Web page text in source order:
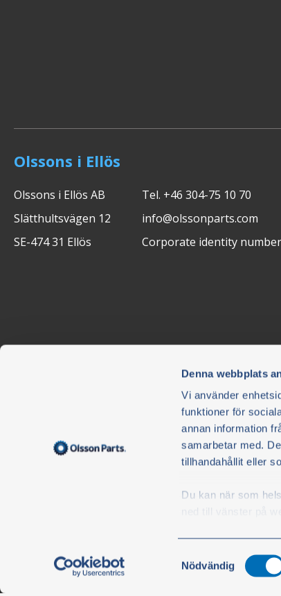
Denna webbplats
Vi använder
funktioner för
annan information
samarbetar med.
tillhandahållit eller
Du kan när som
Samtyckesval
Nödvändig
Olssons i Ellös
Olssons i Ellös AB
Slätthultsvägen 12
SE-474 31 Ellös
Tel. +46 304-75 10 70
info@olssonparts.com
Corporate identity
Don't miss out - subscribe to our newsletter. The
free of charge and you can single unsubscribe